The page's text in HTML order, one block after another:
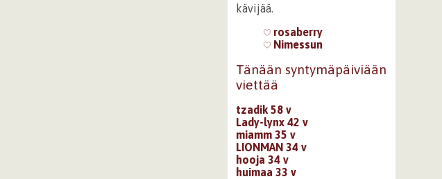
kävijää.
rosaberry
Nimessun
Tänään syntymäpäiviään
viettää
tzadik 58 v
Lady-lynx 42 v
miamm 35 v
LIONMAN 34 v
hooja 34 v
huimaa 33 v